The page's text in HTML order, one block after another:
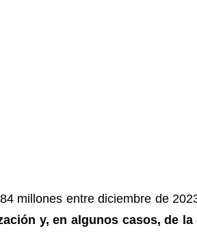
millones entre diciembre de
y, en algunos casos, de la